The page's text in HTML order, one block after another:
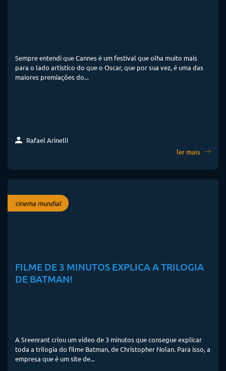
Sempre entendi que Cannes é um festival que olha muito mais
para o lado artístico do que o Oscar, que por sua vez, é uma das
maiores premiações do...
Rafael Arinelli
ler mais
cinema mundial
FILME DE 3 MINUTOS EXPLICA A TRILOGIA
DE BATMAN!
A Sreenrant criou um video de 3 minutos que consegue explicar
toda a trilogia do filme Batman, de Christopher Nolan. Para isso, a
empresa que é um site de...